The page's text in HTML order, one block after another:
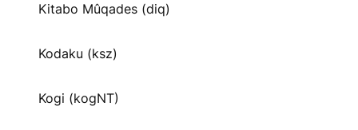
Kitabo Mûqades (diq)
Kodaku (ksz)
Kogi (kogNT)